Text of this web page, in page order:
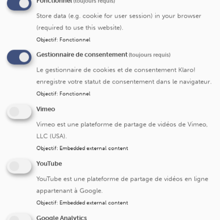
Les Cliniques universitaires Saint-Luc ont mis en place
une structure de gestion centralisée de la recherche
clinique, un « Clinical Trial Center (CTC)». Le CTC a pour
mission de professionnaliser la recherche clinique dans
l’institution et de couvrir tous les aspects relatifs à la
recherche commerciale et à la recherche académique
tant sur le plan économique qu’organisationnel.
La présentation du service, la liste des personnes de
contact et leurs coordonnées ainsi que les formations en
bonnes pratiques cliniques sont disponible viace lien
Le Comité D’Ethique Hospitalo-Facultaire
(CEHF)
Le rôle du comité d’éthique hospitalo-facultaire est
nécessaire et obligatoire car en tant qu’instance
indépendante, il s’assure du respect des droits et de la
sécurité des participants aux études cliniques : toute
Store data (e.g. cookie for user session) in your browser
(required to use this website).
Objectif: Fonctionnel
Gestionnaire de consentement(toujours requis)
Le gestionnaire de cookies et de consentement Klaro!
enregistre votre statut de consentement dans le navigateur.
Objectif: Fonctionnel
Vimeo
Vimeo est une plateforme de partage de vidéos de Vimeo,
LLC (USA).
Objectif: Embedded external content
YouTube
YouTube est une plateforme de partage de vidéos en ligne
appartenant à Google.
Objectif: Embedded external content
Google Analytics